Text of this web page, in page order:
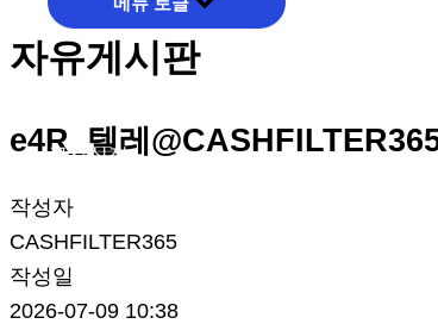
공사실적
자유게시판
e4R_텔레
작성자
CASHFILTER365
작성일
2026-07-09 10:38